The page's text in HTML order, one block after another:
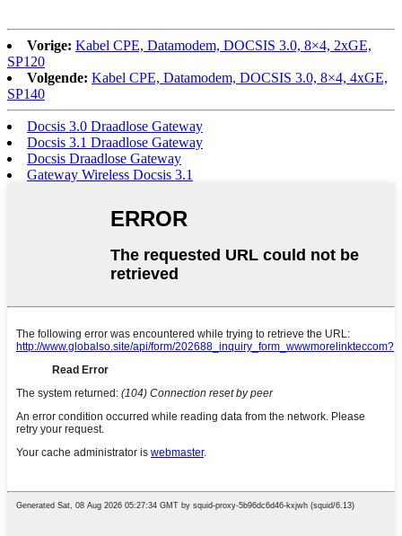
Vorige: Kabel CPE, Datamodem, DOCSIS 3.0, 8×4, 2xGE,
SP120
Volgende: Kabel CPE, Datamodem, DOCSIS 3.0, 8×4, 4xGE,
SP140
Docsis 3.0 Draadlose Gateway
Docsis 3.1 Draadlose Gateway
Docsis Draadlose Gateway
Gateway Wireless Docsis 3.1